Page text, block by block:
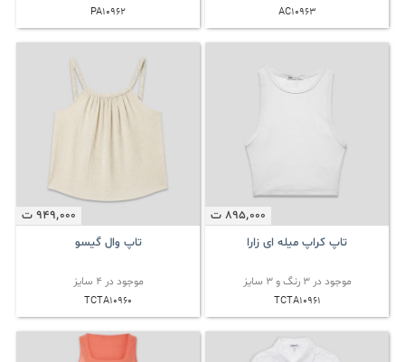
AC10963
PA10962
895٬000 ت
تاپ کراپ میله ای زارا
موجود در 3 رنگ و 3 سایز
TCTA10961
949٬000 ت
تاپ وال گیسو
موجود در 4 سایز
TCTA10960